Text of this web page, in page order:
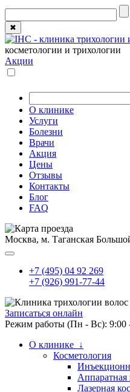
✖
косметологии и трихологии
Акции
О клинике
Услуги
Болезни
Врачи
Акция
Цены
Отзывы
Контакты
Блог
FAQ
Москва, м. Таганская
+7 (495) 04 92 269
+7 (926) 991-77-44
Записаться онлайн
Режим работы (Пн - Вс): 9:00
О клинике ↓
Косметология
Аппаратная
Лазерная